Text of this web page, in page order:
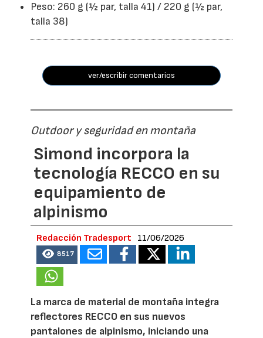
Peso: 260 g (½ par, talla 41) / 220 g (½ par,
talla 38)
ver/escribir comentarios
Outdoor y seguridad en montaña
Simond incorpora la
tecnología RECCO en su
equipamiento de
alpinismo
Redacción Tradesport 11/06/2026
8517
La marca de material de montaña integra
reflectores RECCO en sus nuevos
pantalones de alpinismo, iniciando una